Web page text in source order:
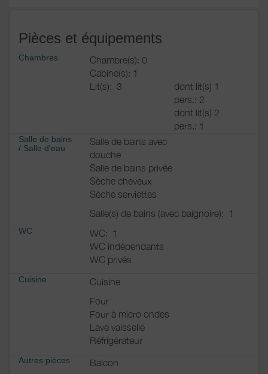
Pièces et équipements
Chambres
Chambre(s): 0
Cabine(s): 1
Lit(s): 3
dont lit(s) 1
pers.: 2
dont lit(s) 2
pers.: 1
Salle de bains
/ Salle d'eau
Salle de bains avec
douche
Salle de bains privée
Sèche cheveux
Sèche serviettes
Salle(s) de bains (avec baignoire):
1
WC WC:
1
WC indépendants
WC privés
Cuisine
Cuisine
Four
Four à micro ondes
Lave vaisselle
Réfrigérateur
Autres pièces Balcon